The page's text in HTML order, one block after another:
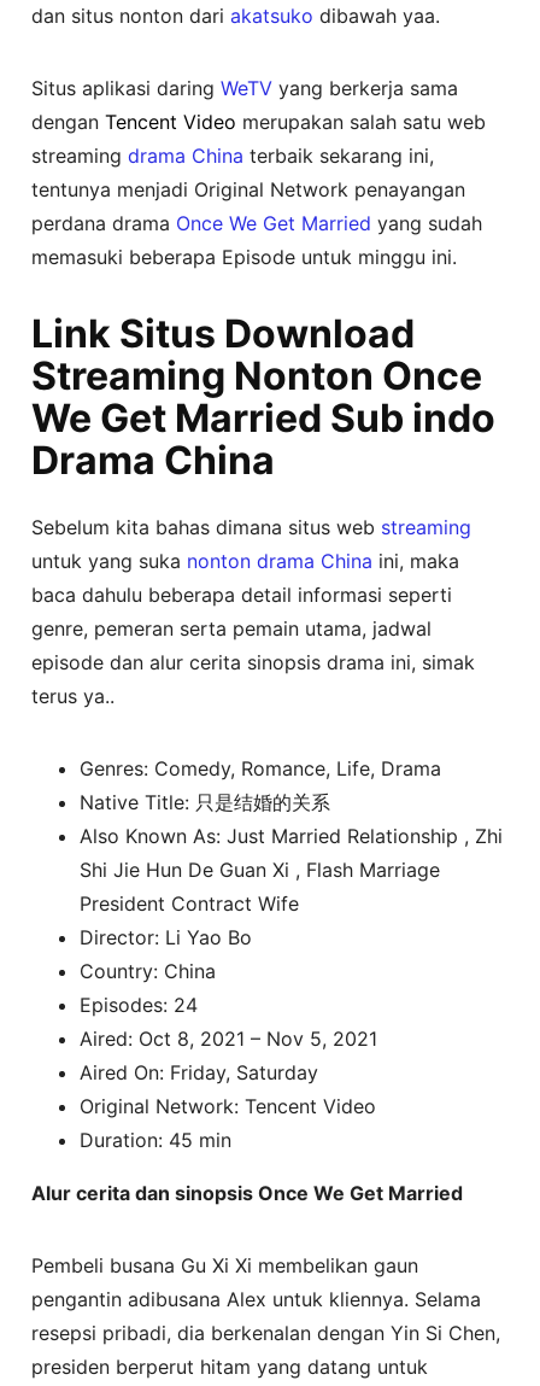
dan situs nonton dariakatsuko dibawah yaa.
Situs aplikasi daringWeTV yang berkerja sama
denganTencent Video merupakan salah satu web
streamingdrama China terbaik sekarang ini,
tentunya menjadi Original Network penayangan
perdana drama Once We Get Married yang sudah
memasuki beberapa Episode untuk minggu ini.
Link Situs Download
Streaming Nonton Once
We Get Married Sub indo
Drama China
Sebelum kita bahas dimana situs web streaming
untuk yang suka nonton drama China ini, maka
baca dahulu beberapa detail informasi seperti
genre, pemeran serta pemain utama, jadwal
episode dan alur cerita sinopsis drama ini, simak
terus ya..
Genres: Comedy, Romance, Life, Drama
Native Title: 只是结婚的关系
Also Known As: Just Married Relationship , Zhi
Shi Jie Hun De Guan Xi , Flash Marriage
President Contract Wife
Director: Li Yao Bo
Country: China
Episodes: 24
Aired: Oct 8, 2021 – Nov 5, 2021
Aired On: Friday, Saturday
Original Network: Tencent Video
Duration: 45 min
Alur cerita dan sinopsis Once We Get Married
Pembeli busana Gu Xi Xi membelikan gaun
pengantin adibusana Alex untuk kliennya. Selama
resepsi pribadi, dia berkenalan dengan Yin Si Chen,
presiden berperut hitam yang datang untuk